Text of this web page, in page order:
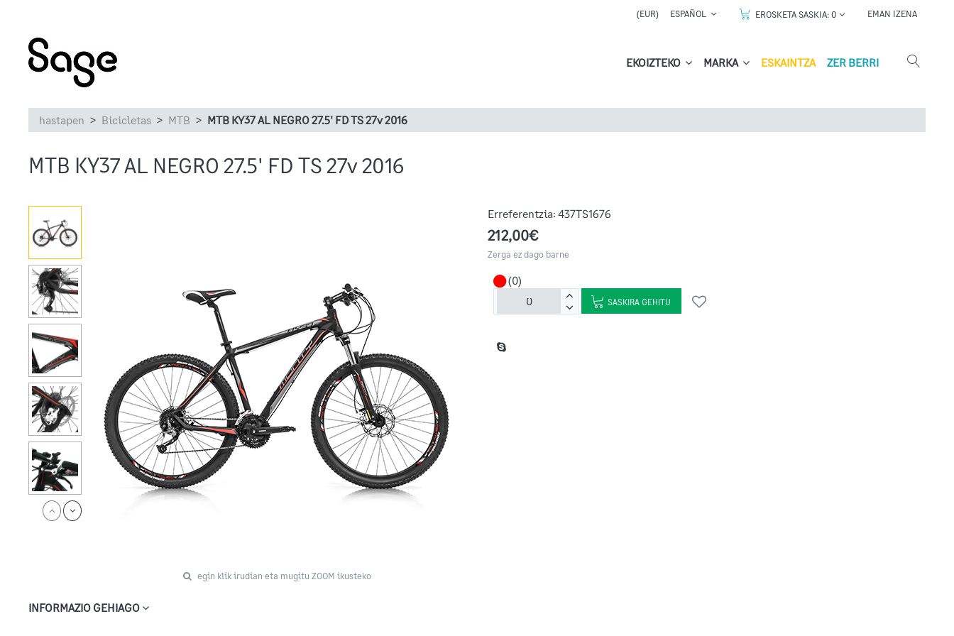
(EUR) ESPAÑOL EROSKETA SASKIA:0 EMAN IZENA
EKOIZTEKO MARKA ESKAINTZA ZER BERRI
hastapen Bicicletas MTB MTB KY37 AL NEGRO 27.5' FD TS 27v 2016
MTB KY37 AL NEGRO 27.5' FD TS 27v 2016
egin klik irudian eta mugitu ZOOM ikusteko
Erreferentzia: 437TS1676
212,00€
Zerga ez dago barne
(0)
SASKIRA GEHITU
INFORMAZIO GEHIAGO